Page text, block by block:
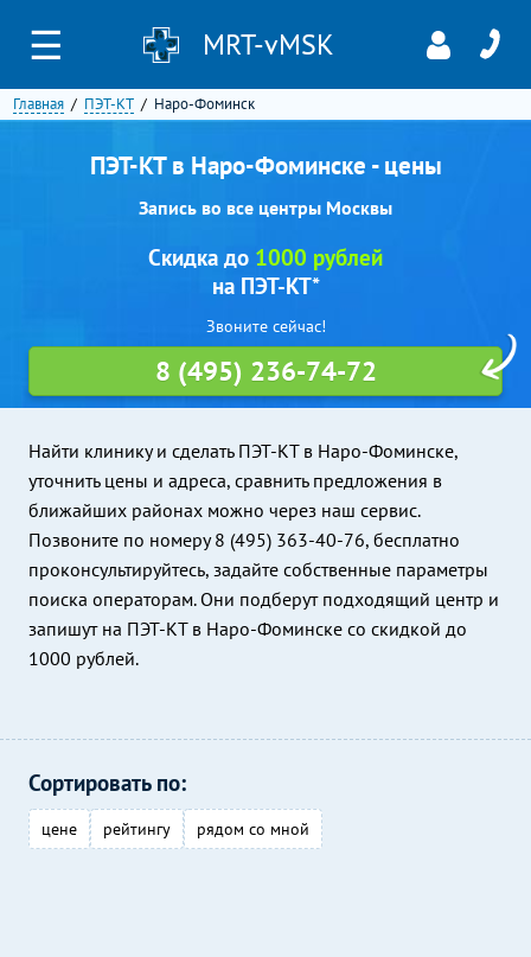
☰ MRT-vMSK
Главная ПЭТ-КТ Наро-Фоминск
ПЭТ-КТ в Наро-Фоминске - цены
Запись во все центры Москвы
Найти клинику и сделать ПЭТ-КТ в Наро-Фоминске,
уточнить цены и адреса, сравнить предложения в
ближайших районах можно через наш сервис.
Позвоните по номеру 8 (495) 363-40-76, бесплатно
проконсультируйтесь, задайте собственные параметры
поиска операторам. Они подберут подходящий центр и
запишут на ПЭТ-КТ в Наро-Фоминске со скидкой до
1000 рублей.
Скидка до 1000 рублей
на ПЭТ-КТ*
Звоните сейчас!
8 (495) 236-74-72
Сортировать по:
цене рейтингу рядом со мной